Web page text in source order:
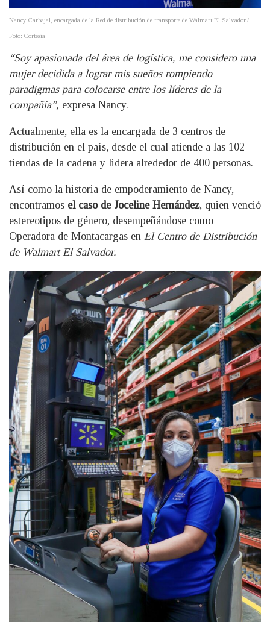
Nancy Carbajal, encargada de la Red de distribución de transporte de Walmart El Salvador./
Foto: Cortesía
“Soy apasionada del área de logística, me considero una
mujer decidida a lograr mis sueños rompiendo
paradigmas para colocarse entre los líderes de la
compañía”, expresa Nancy.
Actualmente, ella es la encargada de 3 centros de
distribución en el país, desde el cual atiende a las 102
tiendas de la cadena y lidera alrededor de 400 personas.
Así como la historia de empoderamiento de Nancy,
encontramos el caso de Joceline Hernández, quien venció
estereotipos de género, desempeñándose como
Operadora de Montacargas en El Centro de Distribución
de Walmart El Salvador.